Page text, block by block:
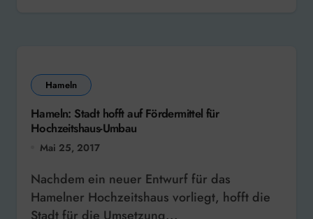
Hameln
Hameln: Stadt hofft auf Fördermittel für
Hochzeitshaus-Umbau
Mai 25, 2017
Nachdem ein neuer Entwurf für das
Hamelner Hochzeitshaus vorliegt, hofft die